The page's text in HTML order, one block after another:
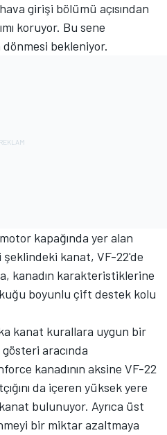
girişi bölümü açısından
koruyor. Bu sene
bekleniyor.
kapağında yer alan
şeklindeki kanat, VF-22'de
kanadın karakteristiklerine
boyunlu çift destek kolu
kanat kurallara uygun bir
aracında
kanadının aksine VF-22
da içeren yüksek yere
bulunuyor. Ayrıca üst
bir miktar azaltmaya